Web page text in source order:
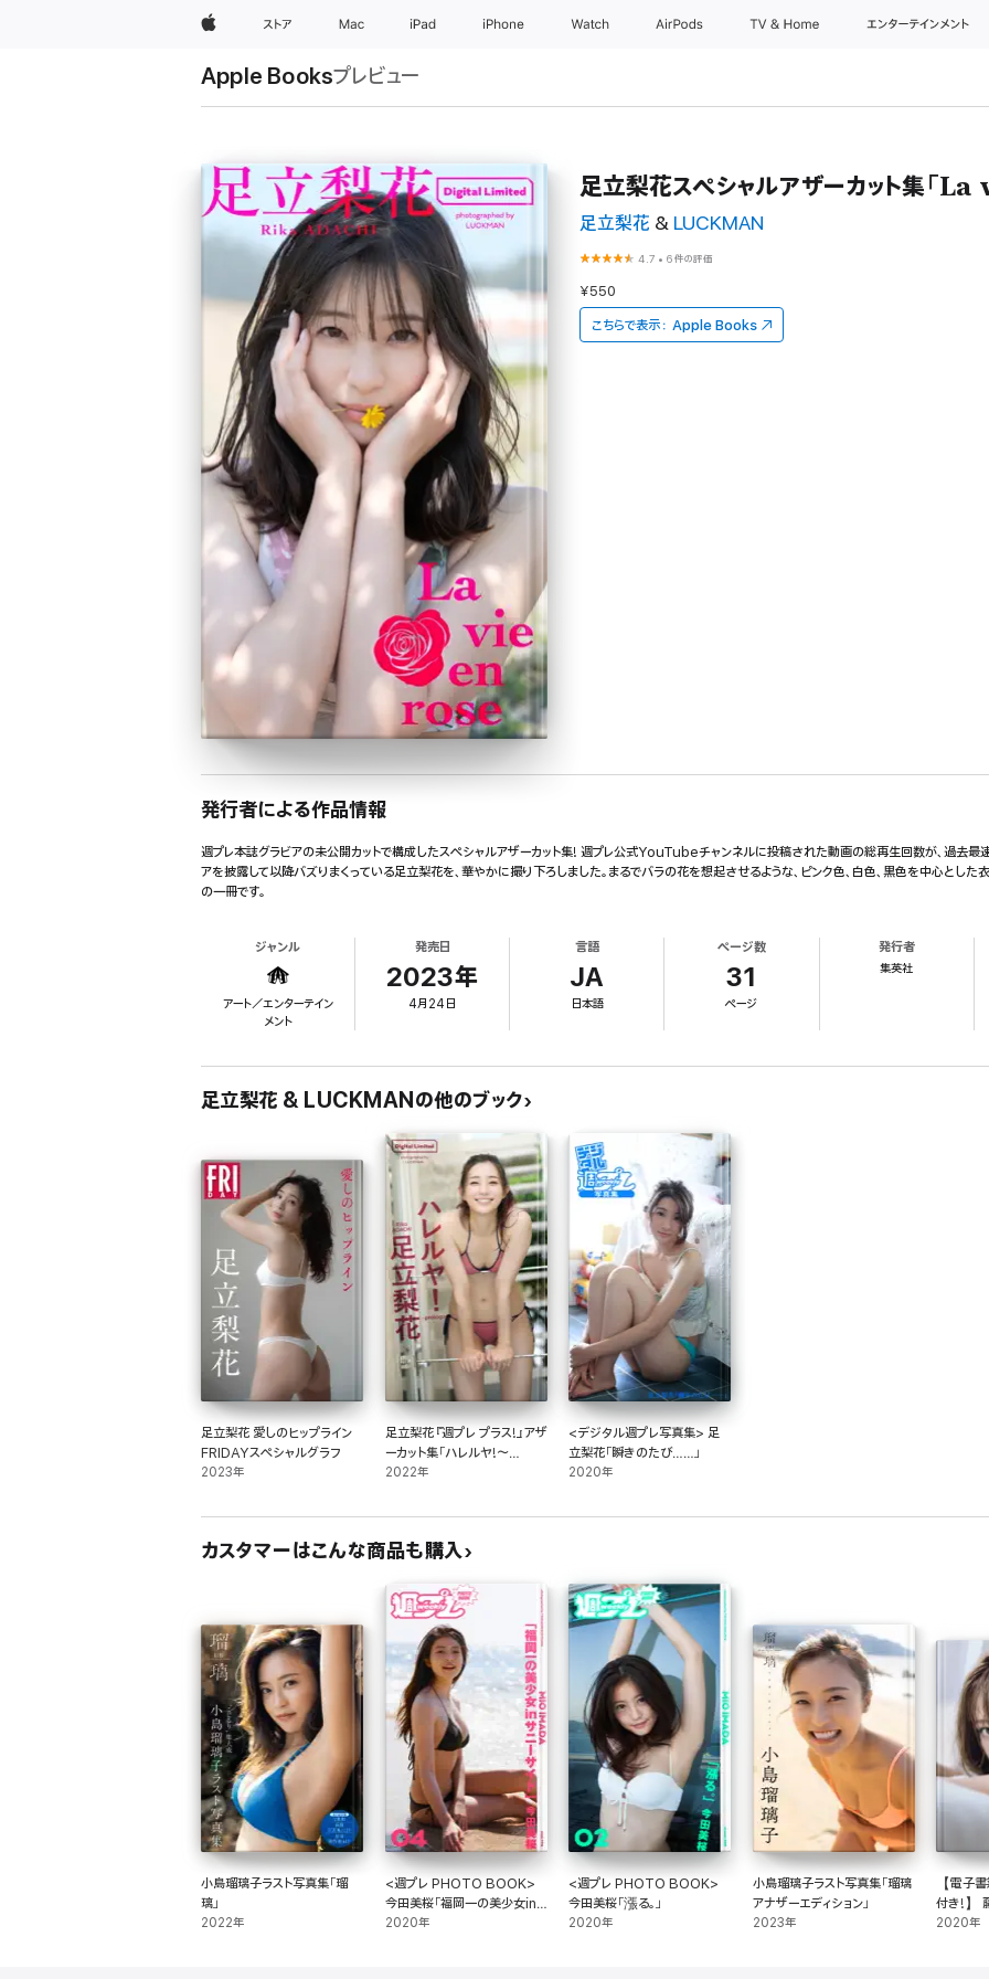
Appleストア Mac iPad iPhone Watch AirPods TV & Home エンターテインメント
Apple Booksプレビュー
足立梨花スペシャルアザーカット集「
足立梨花 & LUCKMAN
4.7 • 6件の評価
¥550
こちらで表示： Apple Books
発行者による作品情報
週プレ本誌グラビアの未公開カットで構成したスペシャルアザーカット集! 週プレ公式YouTubeチャンネルに投稿された動画の総再生回数が、過
アを披露して以降バズりまくっている足立梨花を、華やかに撮り下ろしました。まるでバラの花を想起させるような、ピンク色、白色、黒色を中心とし
の一冊です。
ジャンル
アート／エンターテイン
メント
発売日
2023年
4月24日
言語
JA
日本語
ページ数
31
ページ
発行者
集英社
足立梨花 & LUCKMANの他のブック
足立梨花 愛しのヒップライン
FRIDAYスペシャルグラフ
2023年
足立梨花『週プレ プラス!』アザ
ーカット集「ハレルヤ!～
prologue～」
2022年
<デジタル週プレ写真集> 足
立梨花「瞬きのたび……」
2020年
カスタマーはこんな商品も購入
小島瑠璃子ラスト写真集「瑠
璃」
2022年
<週プレ PHOTO BOOK>
今田美桜「福岡一の美少女in
サニーサイド」
2020年
<週プレ PHOTO BOOK>
今田美桜「漲る。」
2020年
小島瑠璃子ラスト写真集「瑠璃
アナザーエディション」
2023年
【電子
付き!】
きになる
2020年